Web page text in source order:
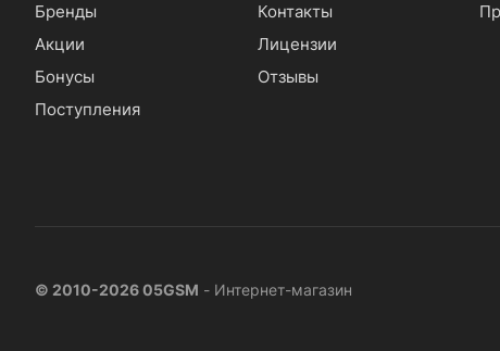
Бренды
Акции
Бонусы
Поступления
Контакты
Лицензии
Отзывы
© 2010-2026 05GSM - Интернет-магазин